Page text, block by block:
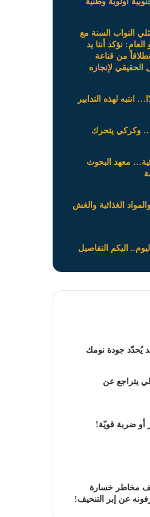
النواب السنة مع
نؤكد أننا يد
من قناعة
لإنجازه
انتبه لهذه التدابير
وكركي يتحرك
معهد البحوث
الغذائية والغش
اليكم التفاصيل
يُحدّد جودة نومك
يتراجع عن
أو ضربة قويّة!
مخاطر خسارة
عن إبر التنحيف!